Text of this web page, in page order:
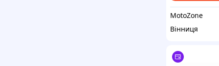
MotoZone
Вінниця